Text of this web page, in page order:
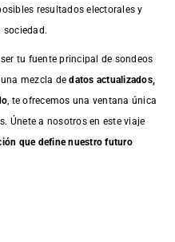
resultados electorales y
sociedad.
tu fuente principal de sondeos
mezcla dedatos actualizados,
, te ofrecemos una ventana única
Únete a nosotros en este viaje
que define nuestro futuro